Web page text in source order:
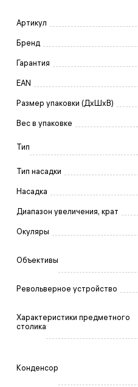
Артикул
Бренд
Гарантия
EAN
Размер упаковки (ДxШxВ)
Вес в упаковке
Тип
Тип насадки
Насадка
Диапазон увеличения, крат
Окуляры
Объективы
Револьверное устройство
Характеристики предметного
столика
Конденсор